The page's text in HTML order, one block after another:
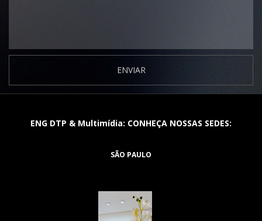
ENVIAR
ENG DTP & Multimídia: CONHEÇA NOSSAS SEDES:
SÃO PAULO